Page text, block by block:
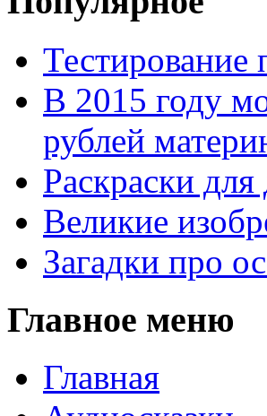
Тестирование
В 2015 году
рублей
Раскраски
Великие
Загадки про
Главное меню
Главная